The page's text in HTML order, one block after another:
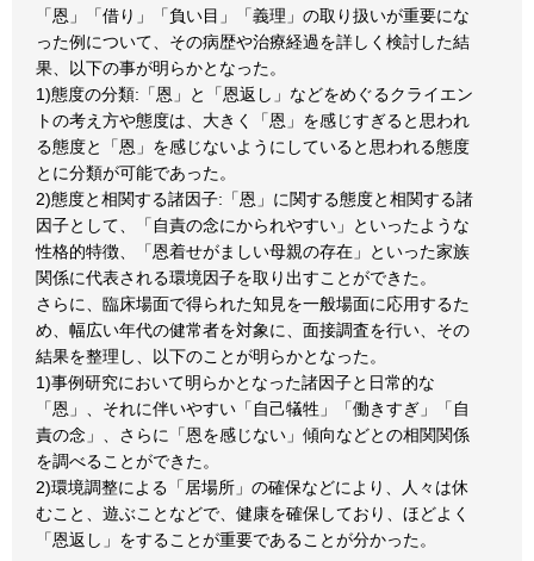
「恩」「借り」「負い目」「義理」の取り扱いが重要にな
った例について、その病歴や治療経過を詳しく検討した結
果、以下の事が明らかとなった。
1)態度の分類:「恩」と「恩返し」などをめぐるクライエン
トの考え方や態度は、大きく「恩」を感じすぎると思われ
る態度と「恩」を感じないようにしていると思われる態度
とに分類が可能であった。
2)態度と相関する諸因子:「恩」に関する態度と相関する諸
因子として、「自責の念にかられやすい」といったような
性格的特徴、「恩着せがましい母親の存在」といった家族
関係に代表される環境因子を取り出すことができた。
さらに、臨床場面で得られた知見を一般場面に応用するた
め、幅広い年代の健常者を対象に、面接調査を行い、その
結果を整理し、以下のことが明らかとなった。
1)事例研究において明らかとなった諸因子と日常的な
「恩」、それに伴いやすい「自己犠牲」「働きすぎ」「自
責の念」、さらに「恩を感じない」傾向などとの相関関係
を調べることができた。
2)環境調整による「居場所」の確保などにより、人々は休
むこと、遊ぶことなどで、健康を確保しており、ほどよく
「恩返し」をすることが重要であることが分かった。